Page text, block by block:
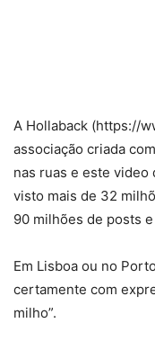
A Hollaback (https://
associação criada
nas ruas e este video
visto mais de 32
90 milhões de posts
Em Lisboa ou no
certamente com
milho”.